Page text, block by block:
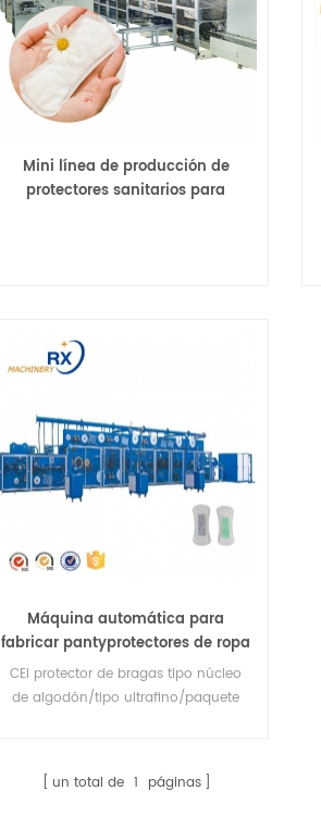
Mini línea de producción de
protectores sanitarios para
Máquina automática para
fabricar pantyprotectores de ropa
interior RX Servo
CEl protector de bragas tipo núcleo
de algodón/tipo ultrafino/paquete
un total de 1 páginas